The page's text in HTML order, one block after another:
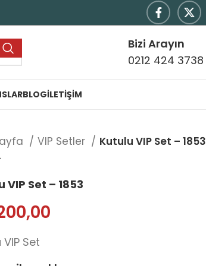
Bizi Arayın
0212 424 3738
BLOGİLETIŞIM
VIP Setler Kutulu VIP Set – 1853
VIP Set – 1853
Set